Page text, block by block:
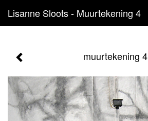
Lisanne Sloots - Muurtekening 4
muurtekening 4